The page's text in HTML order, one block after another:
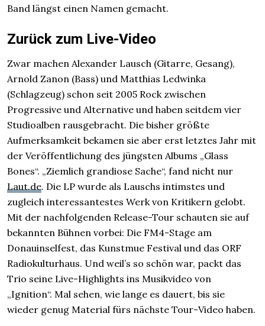
Band längst einen Namen gemacht.
Zurück zum Live-Video
Zwar machen Alexander Lausch (Gitarre, Gesang),
Arnold Zanon (Bass) und Matthias Ledwinka
(Schlagzeug) schon seit 2005 Rock zwischen
Progressive und Alternative und haben seitdem vier
Studioalben rausgebracht. Die bisher größte
Aufmerksamkeit bekamen sie aber erst letztes Jahr mit
der Veröffentlichung des jüngsten Albums „Glass
Bones“. „Ziemlich grandiose Sache“, fand nicht nur
Laut.de. Die LP wurde als Lauschs intimstes und
zugleich interessantestes Werk von Kritikern gelobt.
Mit der nachfolgenden Release-Tour schauten sie auf
bekannten Bühnen vorbei: Die FM4-Stage am
Donauinselfest, das Kunstmue Festival und das ORF
Radiokulturhaus. Und weil’s so schön war, packt das
Trio seine Live-Highlights ins Musikvideo von
„Ignition“. Mal sehen, wie lange es dauert, bis sie
wieder genug Material fürs nächste Tour-Video haben.